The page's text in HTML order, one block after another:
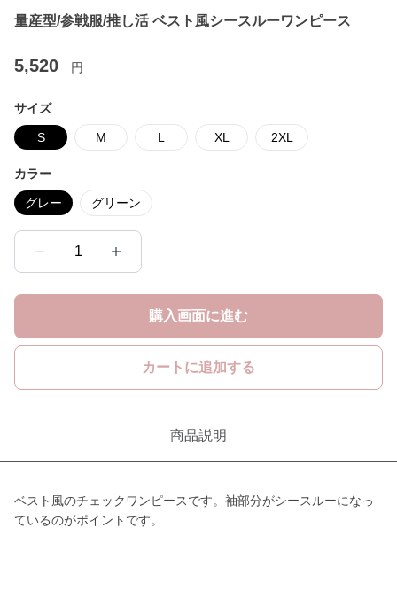
量産型/参戦服/推し活 ベスト風シースルーワンピース
5,520 円
サイズ
S M L XL 2XL
カラー
グレー グリーン
1
購入画面に進む
カートに追加する
商品説明
ベスト風のチェックワンピースです。袖部分がシースルーになっ
ているのがポイントです。